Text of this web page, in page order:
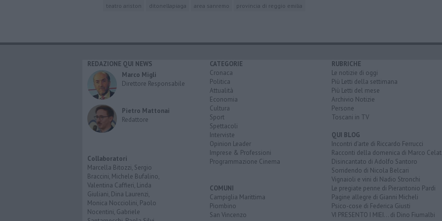
teatro ariston ditonellapiaga area sanremo provincia di reggio emilia
REDAZIONE QUI NEWS
Marco Migli
Direttore Responsabile
Pietro Mattonai
Redattore
Collaboratori
Marcella Bitozzi, Sergio
Braccini, Michele Bufalino,
Valentina Caffieri, Linda
Giuliani, Dina Laurenzi,
Monica Nocciolini, Paolo
Nocentini, Gabriele
CATEGORIE
Cronaca
Politica
Attualità
Economia
Cultura
Sport
Spettacoli
Interviste
Opinion Leader
Imprese & Professioni
Programmazione Cinema
COMUNI
Campiglia Marittima
Piombino
San Vincenzo
RUBRICHE
Le notizie di oggi
Più Letti della settimana
Più Letti del mese
Archivio Notizie
Persone
Toscani in TV
QUI BLOG
Incontri d'arte di Riccardo Ferrucci
Racconti della domenica di Marco
Disincantato di Adolfo Santoro
Sorridendo di Nicola Belcari
Vignaioli e vini di Nadio Stronchi
Le pregiate penne di Pierantonio Pardi
Pagine allegre di Gianni Micheli
Psico-cose di Federica Giusti
VI PRESENTO I MIEI... di Dino Fiumalbi